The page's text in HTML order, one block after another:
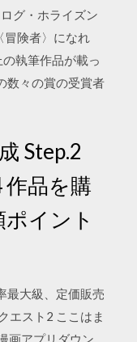
グ・ホライズン
険者〉になれ
執筆作品が載っ
数々の賞の受賞者
Step.2
作品を購
イント
最大級、定価販売
エスト2 ここはま
画アプリダウン